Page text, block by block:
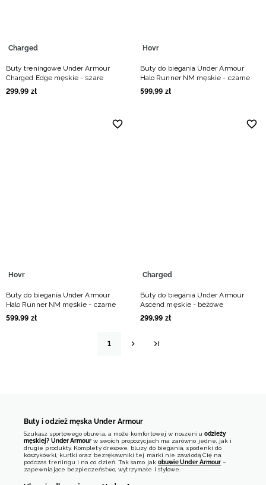
Charged
Buty treningowe Under Armour
Charged Edge męskie - szare
299,99 zł
Hovr
Buty do biegania Under Armour
Halo Runner NM męskie - czarne
599,99 zł
Hovr
Buty do biegania Under Armour
Halo Runner NM męskie - czarne
599,99 zł
Charged
Buty do biegania Under Armour
Ascend męskie - beżowe
299,99 zł
1
Buty i odzież męska Under Armour
Szukasz sportowego obuwia, a może komfortowej w noszeniu odzieży
męskiej? Under Armour w swoich propozycjach ma zarówno jedne, jak i
drugie produkty. Komplety dresowe, bluzy do biegania, spodenki do
koszykówki, kurtki oraz bezrękawniki tej marki nie zawiodą Cię na
podczas treningu i na co dzień. Tak samo jak obuwie Under Armour –
zapewniające bezpieczeństwo, wytrzymałe i stylowe.